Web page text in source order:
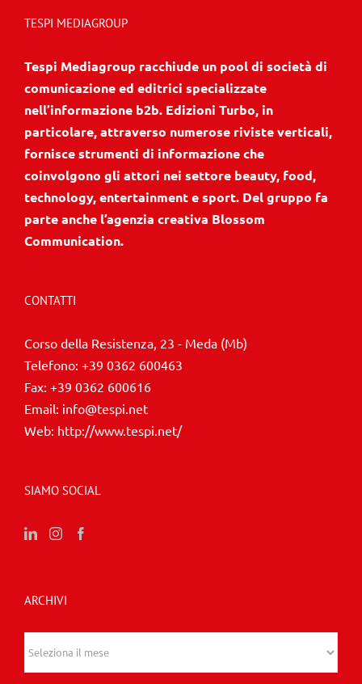
TESPI MEDIAGROUP
Tespi Mediagroup racchiude un pool di società di
comunicazione ed editrici specializzate
nell’informazione b2b. Edizioni Turbo, in
particolare, attraverso numerose riviste verticali,
fornisce strumenti di informazione che
coinvolgono gli attori nei settore beauty, food,
technology, entertainment e sport. Del gruppo fa
parte anche l’agenzia creativa Blossom
Communication.
CONTATTI
Corso della Resistenza, 23 - Meda (Mb)
Telefono: +39 0362 600463
Fax: +39 0362 600616
Email: info@tespi.net
Web: http://www.tespi.net/
SIAMO SOCIAL
ARCHIVI